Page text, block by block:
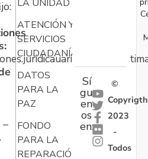
–
LA UNIDAD
ATENCIÓN Y
SERVICIOS
CIUDADANÍA
DATOS
PARA LA
PAZ
FONDO
PARA LA
REPARACIÓN
Sí
gu
en
os
en:
©
Copyrigth
2023
-
Todos